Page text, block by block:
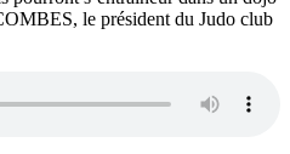
le président du Judo club